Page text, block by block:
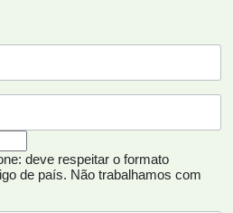
deve respeitar o formato
de país. Não trabalhamos com